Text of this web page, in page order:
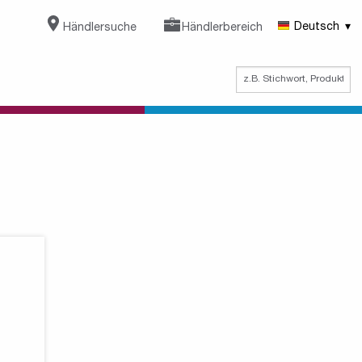
Händlersuche Händlerbereich Deutsch